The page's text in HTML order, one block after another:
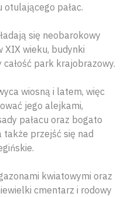
pałac.
się neobarokowy
XIX wieku, budynki
park krajobrazowy.
wiosną i latem, więc
jego alejkami,
pałacu oraz bogato
także przejść się nad
kwiatowymi oraz
cmentarz i rodowy